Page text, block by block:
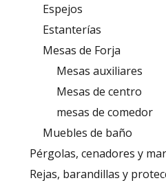
Espejos
Estanterías
Mesas de Forja
Mesas auxiliares
Mesas de centro
mesas de comedor
Muebles de baño
Pérgolas, cenadores y
Rejas, barandillas y